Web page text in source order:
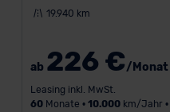
19.940 km
ab 226 €/Monat
Leasing inkl. MwSt.
60Monate • 10.000km/Jahr •